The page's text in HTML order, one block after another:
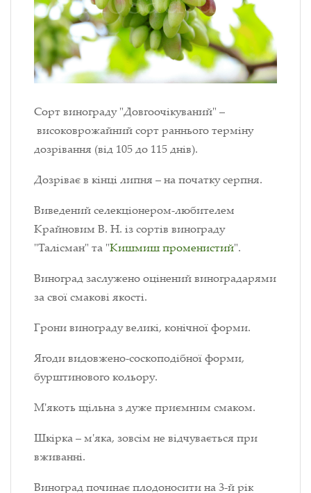
Сорт винограду "Довгоочікуваний" –
високоврожайний сорт раннього терміну
дозрівання (від 105 до 115 днів).
Дозріває в кінці липня – на початку серпня.
Виведений селекціонером-любителем
Крайновим В. Н. із сортів винограду
"Талісман" та "Кишмиш променистий".
Виноград заслужено оцінений виноградарями
за свої смакові якості.
Грони винограду великі, конічної форми.
Ягоди видовжено-соскоподібної форми,
бурштинового кольору.
М'якоть щільна з дуже приємним смаком.
Шкірка – м'яка, зовсім не відчувається при
вживанні.
Виноград починає плодоносити на 3-й рік